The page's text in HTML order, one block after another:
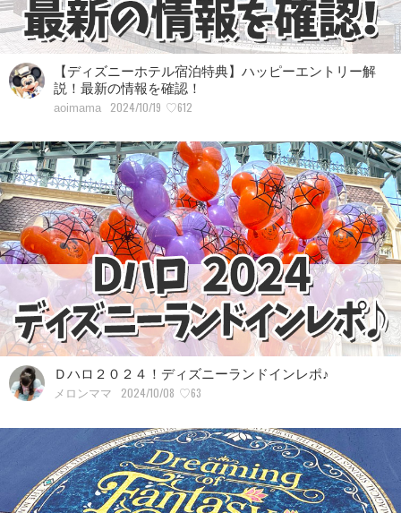
【ディズニーホテル宿泊特典】ハッピーエントリー解
説！最新の情報を確認！
aoimama 2024/10/19 ♡612
Ｄハロ２０２４！ディズニーランドインレポ♪
メロンママ 2024/10/08 ♡63